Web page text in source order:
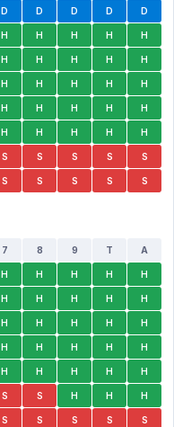
D D D D D
H H H H H
H H H H H
H H H H H
H H H H H
H H H H H
S S S S S
S S S S S
7 8 9 T A
H H H H H
H H H H H
H H H H H
H H H H H
H H H H H
S S H H H
S S S S S